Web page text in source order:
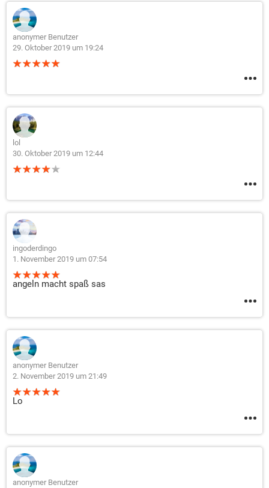
anonymer Benutzer
29. Oktober 2019 um 19:24
lol
30. Oktober 2019 um 12:44
ingoderdingo
1. November 2019 um 07:54
angeln macht spaß sas
anonymer Benutzer
2. November 2019 um 21:49
Lo
anonymer Benutzer